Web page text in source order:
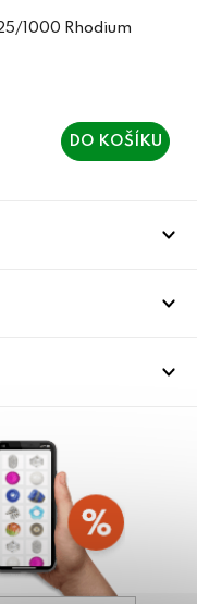
1000 Rhodium
DO KOŠÍKU